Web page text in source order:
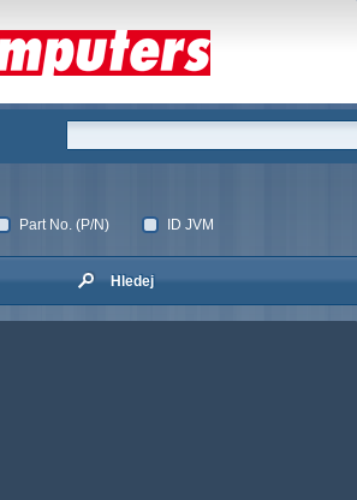
Part No. (P/N) ID JVM
Hledej